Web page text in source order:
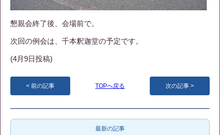
懇親会終了後、会場前で。
次回の例会は、千本釈迦堂の予定です。
(4月9日投稿)
前の記事 TOPへ戻る 次の記事
最新の記事